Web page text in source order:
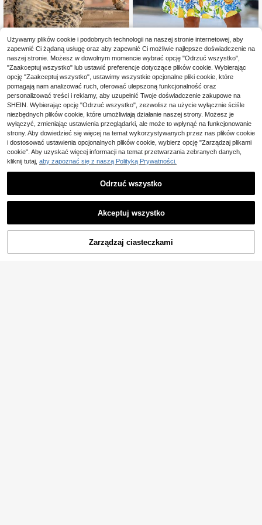
DONICY·
NEW DONICY Damska mini sukienk
a z długim rękawem, wysokim deko
ltem i marszczeniami, imprezowa s
ukienka w stylu wild glam
37 Left
62,40zł
#SukienkiLetnie
Magazyn UE
Sylviya Damska cytryn
owa sukienka mini z dzianiny na ra
miączkach spaghetti, idealna na lat
o, sukienki letnie dla kobiet, elegan
ckie sukienki na wyjścia, na wakac
je
(500+)
26 ,95zł -50%
najniższa cena
4-5 dni roboczych
DODAJ DO KOSZYKA
Używamy plików cookie i podobnych technologii na naszej stronie internetowej, aby
zapewnić Ci żądaną usługę oraz aby zapewnić Ci możliwie najlepsze doświadczenie na
naszej stronie. Możesz w dowolnym momencie wybrać opcję "Odrzuć wszystko",
"Zaakceptuj wszystko" lub ustawić preferencje dotyczące plików cookie. Wybierając
opcję "Zaakceptuj wszystko", ustawimy wszystkie opcjonalne pliki cookie, które
pomagają nam analizować ruch, oferować ulepszoną funkcjonalność oraz
personalizować treści i reklamy, aby uzupełnić Twoje doświadczenie zakupowe na
SHEIN. Wybierając opcję "Odrzuć wszystko", zezwolisz na użycie wyłącznie ściśle
niezbędnych plików cookie, które umożliwiają działanie naszej strony. Możesz je
wyłączyć, zmieniając ustawienia przeglądarki, ale może to wpłynąć na funkcjonowanie
strony. Aby dowiedzieć się więcej na temat wykorzystywanych przez nas plików cookie
i dostosować ustawienia opcjonalnych plików cookie, wybierz opcję "Zarządzaj plikami
cookie". Aby uzyskać więcej informacji na temat przetwarzania zebranych danych,
kliknij tutaj, aby zapoznać się z naszą Polityką Prywatności.
Odrzuć wszystko
Akceptuj wszystko
Zarządzaj ciasteczkami